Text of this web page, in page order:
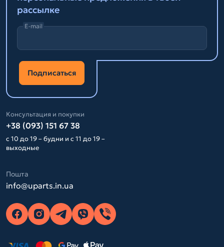
рассылке
E-mail
Подписаться
Консультация и покупки
+38 (093) 151 67 38
с 10 до 19 – будни и с 11 до 19 –
выходные
Пошта
info@uparts.in.ua